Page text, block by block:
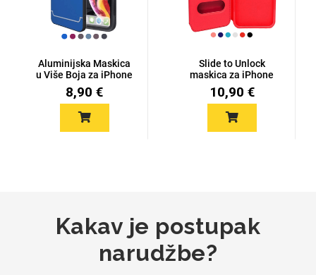
Aluminijska Maskica
u Više Boja za iPhone
6/6s
8,90 €
Slide to Unlock
maskica za iPhone
6/6s - Više...
10,90 €
Kakav je postupak
narudžbe?
Svijet životinja Auto - Moto motivi
motivi